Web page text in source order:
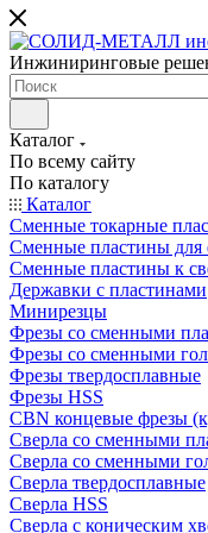
Инжиниринговые
Каталог
По всему сайту
По каталогу
Каталог
Сменные токарные
Сменные пластины для
Сменные пластины к
Державки с пластинами
Минирезцы
Фрезы со сменными
Фрезы со сменными
Фрезы твердосплавные
Фрезы HSS
CBN концевые фрезы
Сверла со сменными
Сверла со сменными
Сверла твердосплавные
Сверла HSS
Сверла с коническим